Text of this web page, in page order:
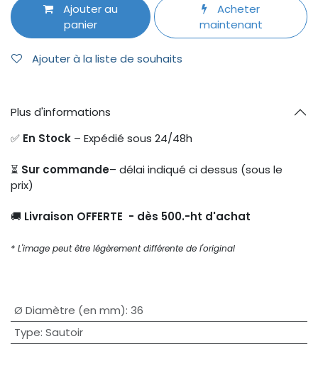
Ajouter au
panier
Acheter
maintenant
Ajouter à la liste de souhaits
Plus d'informations
✅ En Stock – Expédié sous 24/48h
⏳ Sur commande– délai indiqué ci dessus (sous le
prix)
🚚 Livraison OFFERTE - dès 500.-ht d'achat
* L'image peut être légèrement différente de l'original
Ø Diamètre (en mm): 36
Type: Sautoir